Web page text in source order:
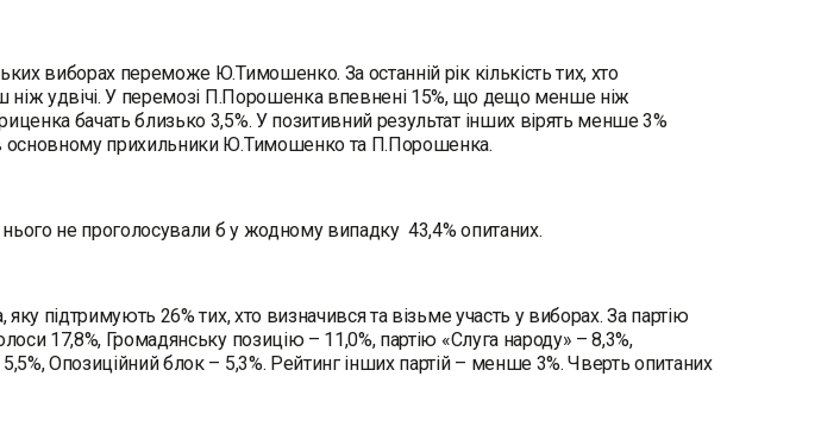
виборах переможе Ю.Тимошенко. За останній рік кількість тих, хто
ніж удвічі. У перемозі П.Порошенка впевнені 15%, що дещо менше ніж
бачать близько 3,5%. У позитивний результат інших вірять менше 3%
основному прихильники Ю.Тимошенко та П.Порошенка.
не проголосували б у жодному випадку 43,4% опитаних.
яку підтримують 26% тих, хто визначився та візьме участь у виборах. За партію
17,8%, Громадянську позицію – 11,0%, партію «Слуга народу» – 8,3%,
Опозиційний блок – 5,3%. Рейтинг інших партій – менше 3%. Чверть опитаних